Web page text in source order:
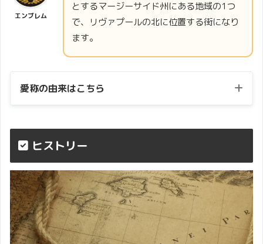
エンブレム
とするマージーサイド州にある地域の1つ
で、リヴァプールの北に位置する街になり
ます。
愛称の由来はこちら
ヒストリー